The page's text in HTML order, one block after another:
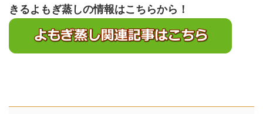
きるよもぎ蒸しの情報はこちらから！